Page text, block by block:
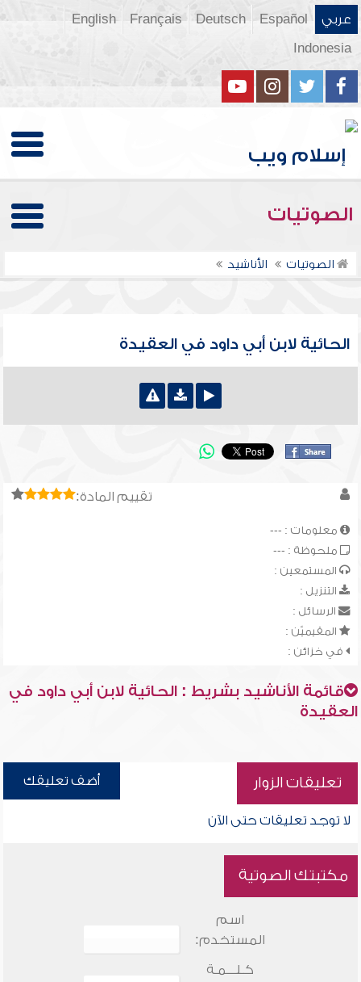
عربي Español
Deutsch
Français
English
Indonesia
الصوتيات
الصوتيات الأناشيد
الحائية لابن أبي داود في العقيدة
تقييم المادة:
معلومات : ---
ملحوظة : ---
المستمعين :
التنزيل :
الرسائل :
المقيميّن :
في خزائن :
قائمة الأناشيد بشريط : الحائية لابن أبي داود في
العقيدة
تعليقات الزوار أضف تعليقك
لا توجد تعليقات حتى الآن
مكتبتك الصوتية
اسم
المستخدم:
كـلـــمـة